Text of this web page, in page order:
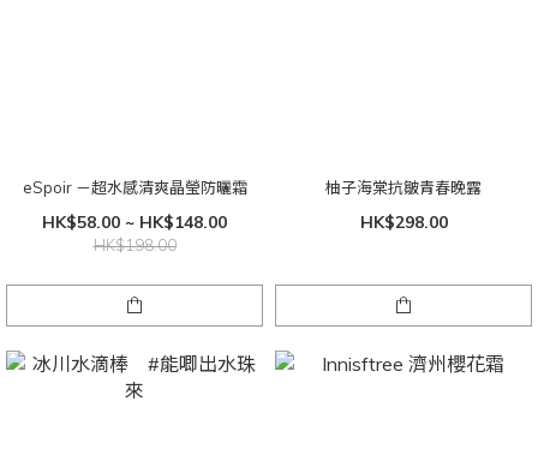
eSpoir －超水感清爽晶瑩防曬霜
HK$58.00 ~ HK$148.00
HK$198.00
柚子海棠抗皺青春晚露
HK$298.00